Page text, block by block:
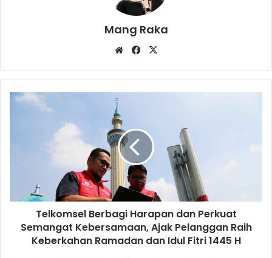
Mang Raka
WebsiteFacebook
Telkomsel
Pelanggan
Keberkahan
Ramadan
Telkomsel Berbagi Harapan dan Perkuat
Semangat Kebersamaan, Ajak Pelanggan Raih
Keberkahan Ramadan dan Idul Fitri 1445 H